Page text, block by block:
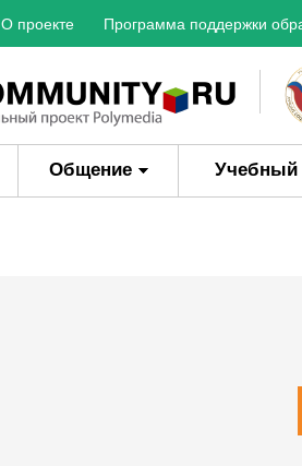
О проекте Программа поддержки
Общение Учебный